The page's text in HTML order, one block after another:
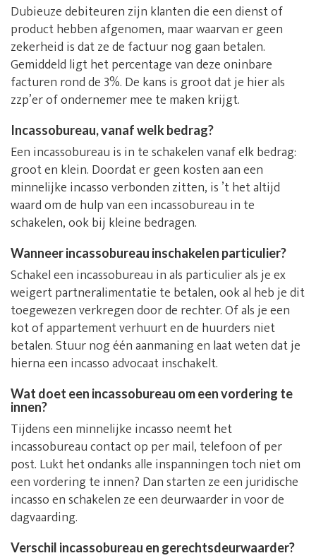
Dubieuze debiteuren zijn klanten die een dienst of
product hebben afgenomen, maar waarvan er geen
zekerheid is dat ze de factuur nog gaan betalen.
Gemiddeld ligt het percentage van deze oninbare
facturen rond de 3%. De kans is groot dat je hier als
zzp’er of ondernemer mee te maken krijgt.
Incassobureau, vanaf welk bedrag?
Een incassobureau is in te schakelen vanaf elk bedrag:
groot en klein. Doordat er geen kosten aan een
minnelijke incasso verbonden zitten, is ’t het altijd
waard om de hulp van een incassobureau in te
schakelen, ook bij kleine bedragen.
Wanneer incassobureau inschakelen particulier?
Schakel een incassobureau in als particulier als je ex
weigert partneralimentatie te betalen, ook al heb je dit
toegewezen verkregen door de rechter. Of als je een
kot of appartement verhuurt en de huurders niet
betalen. Stuur nog één aanmaning en laat weten dat je
hierna een incasso advocaat inschakelt.
Wat doet een incassobureau om een vordering te
innen?
Tijdens een minnelijke incasso neemt het
incassobureau contact op per mail, telefoon of per
post. Lukt het ondanks alle inspanningen toch niet om
een vordering te innen? Dan starten ze een juridische
incasso en schakelen ze een deurwaarder in voor de
dagvaarding.
Verschil incassobureau en gerechtsdeurwaarder?